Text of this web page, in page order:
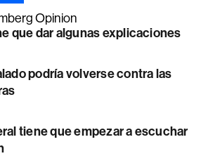
Opinion
que dar algunas explicaciones
podría volverse contra las
tiene que empezar a escuchar